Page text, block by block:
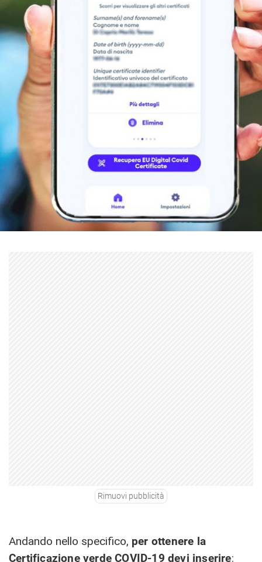
Rimuovi pubblicità
Andando nello specifico, per ottenere la
Certificazione verde COVID-19 devi inserire: